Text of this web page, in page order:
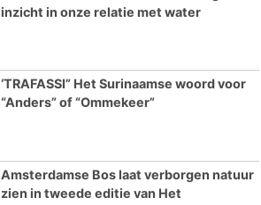
inzicht in onze relatie met water
‘TRAFASSI” Het Surinaamse woord voor
“Anders” of “Ommekeer”
Amsterdamse Bos laat verborgen natuur
zien in tweede editie van Het